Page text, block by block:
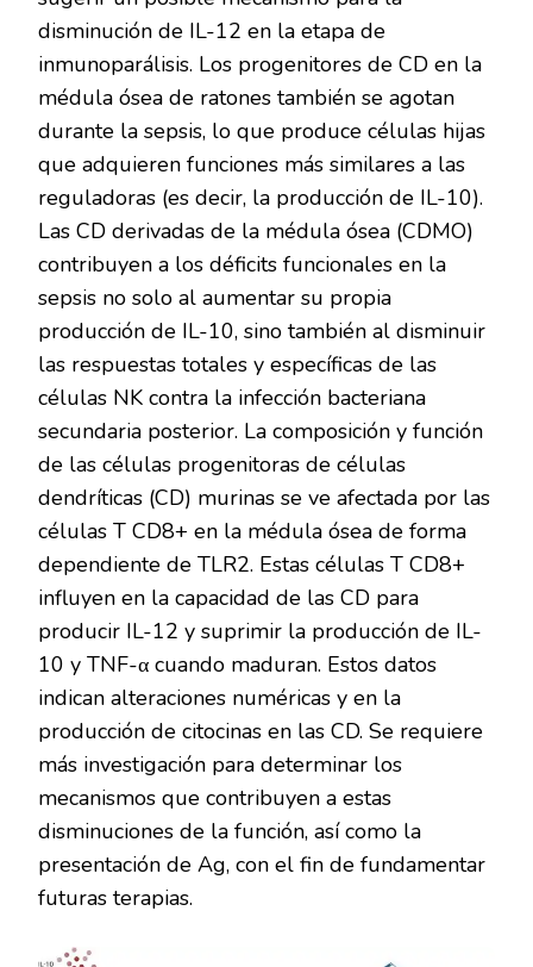
disminución de IL-12 en la etapa de
inmunoparálisis. Los progenitores de CD en la
médula ósea de ratones también se agotan
durante la sepsis, lo que produce células hijas
que adquieren funciones más similares a las
reguladoras (es decir, la producción de IL-10).
Las CD derivadas de la médula ósea (CDMO)
contribuyen a los déficits funcionales en la
sepsis no solo al aumentar su propia
producción de IL-10, sino también al disminuir
las respuestas totales y específicas de las
células NK contra la infección bacteriana
secundaria posterior. La composición y función
de las células progenitoras de células
dendríticas (CD) murinas se ve afectada por las
células T CD8+ en la médula ósea de forma
dependiente de TLR2. Estas células T CD8+
influyen en la capacidad de las CD para
producir IL-12 y suprimir la producción de IL-
10 y TNF-α cuando maduran. Estos datos
indican alteraciones numéricas y en la
producción de citocinas en las CD. Se requiere
más investigación para determinar los
mecanismos que contribuyen a estas
disminuciones de la función, así como la
presentación de Ag, con el fin de fundamentar
futuras terapias.